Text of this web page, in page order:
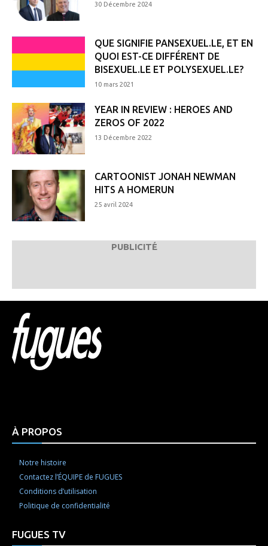
30 Décembre 2024
QUE SIGNIFIE PANSEXUEL.LE, ET EN
QUOI EST-CE DIFFÉRENT DE
BISEXUEL.LE ET POLYSEXUEL.LE?
10 mars 2021
YEAR IN REVIEW : HEROES AND
ZEROS OF 2022
13 Décembre 2022
CARTOONIST JONAH NEWMAN
HITS A HOMERUN
25 avril 2024
PUBLICITÉ
À PROPOS
Notre histoire
Contactez l’ÉQUIPE de FUGUES
Conditions d’utilisation
Politique de confidentialité
FUGUES TV